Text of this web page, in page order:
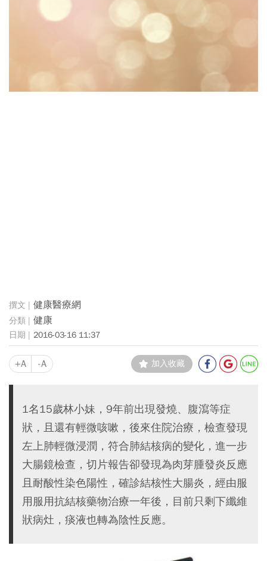
健康醫療網
健康
2016-03-16 11:37
+A -A 加入收藏
1名15歲林小妹，9年前出現發燒、腹瀉等症
狀，且還有輕微咳嗽，後來住院治療，檢查發現
左上肺輕微浸潤，符合肺結核病的變化，進一步
大腸鏡檢查，切片報告卻發現為肉芽腫發炎反應
且耐酸性染色陽性，確診結核性大腸炎，經由服
用服用抗結核藥物治療一年後，目前只剩下纖維
狀病灶，痰液也轉為陰性反應。